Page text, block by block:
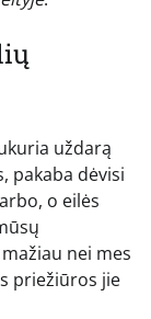
uždarą
pakaba dėvisi
o eilės
nei mes
priežiūros jie